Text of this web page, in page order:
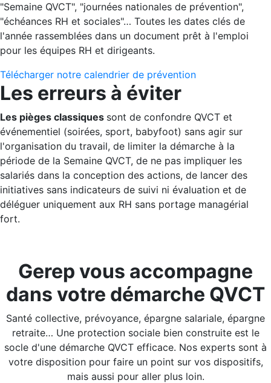
"Semaine QVCT", "journées nationales de prévention",
"échéances RH et sociales"… Toutes les dates clés de
l'année rassemblées dans un document prêt à l'emploi
pour les équipes RH et dirigeants.
Télécharger notre calendrier de prévention
Les erreurs à éviter
Les pièges classiques sont de confondre QVCT et
événementiel (soirées, sport, babyfoot) sans agir sur
l'organisation du travail, de limiter la démarche à la
période de la Semaine QVCT, de ne pas impliquer les
salariés dans la conception des actions, de lancer des
initiatives sans indicateurs de suivi ni évaluation et de
déléguer uniquement aux RH sans portage managérial
fort.
Gerep vous accompagne
dans votre démarche QVCT
Santé collective, prévoyance, épargne salariale, épargne
retraite… Une protection sociale bien construite est le
socle d'une démarche QVCT efficace. Nos experts sont à
votre disposition pour faire un point sur vos dispositifs,
mais aussi pour aller plus loin.